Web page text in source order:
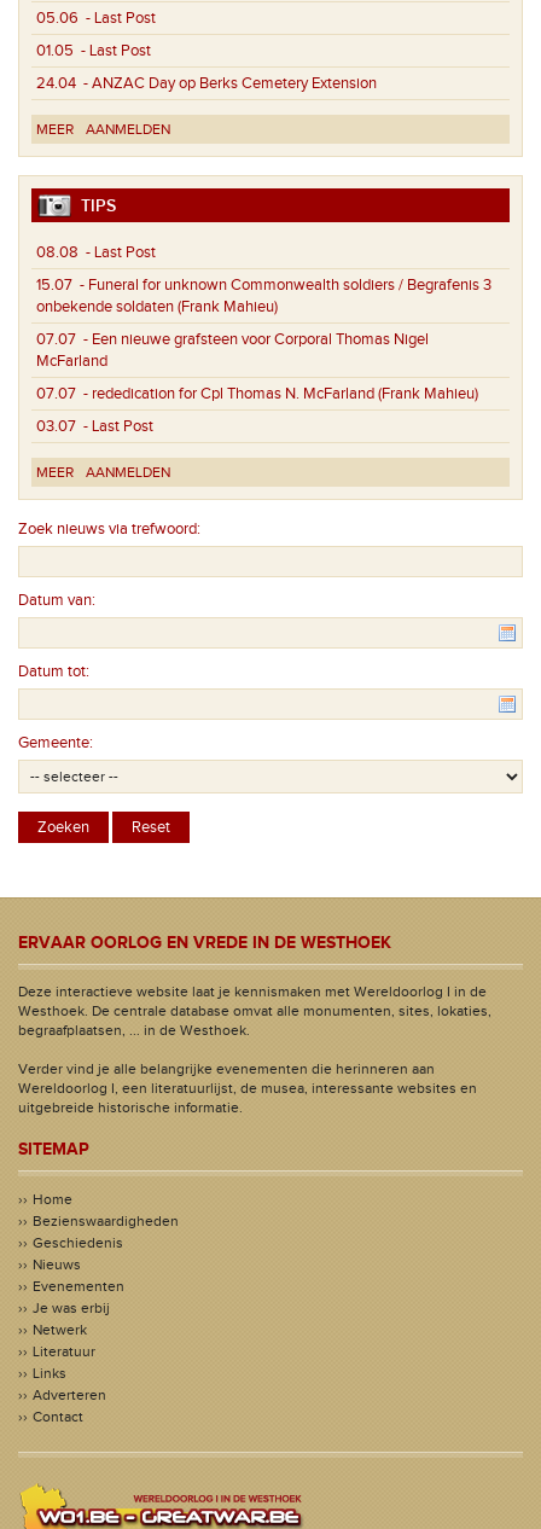
05.06 - Last Post
01.05 - Last Post
24.04 - ANZAC Day op Berks Cemetery Extension
MEER AANMELDEN
TIPS
08.08 - Last Post
15.07 - Funeral for unknown Commonwealth soldiers / Begrafenis 3
onbekende soldaten (Frank Mahieu)
07.07 - Een nieuwe grafsteen voor Corporal Thomas Nigel
McFarland
07.07 - rededication for Cpl Thomas N. McFarland (Frank Mahieu)
03.07 - Last Post
MEER AANMELDEN
Zoek nieuws via trefwoord:
Datum van:
Datum tot:
Gemeente:
ERVAAR OORLOG EN VREDE IN DE WESTHOEK
Deze interactieve website laat je kennismaken met Wereldoorlog I in de
Westhoek. De centrale database omvat alle monumenten, sites, lokaties,
begraafplaatsen, ... in de Westhoek.
Verder vind je alle belangrijke evenementen die herinneren aan
Wereldoorlog I, een literatuurlijst, de musea, interessante websites en
uitgebreide historische informatie.
SITEMAP
Home
Bezienswaardigheden
Geschiedenis
Nieuws
Evenementen
Je was erbij
Netwerk
Literatuur
Links
Adverteren
Contact